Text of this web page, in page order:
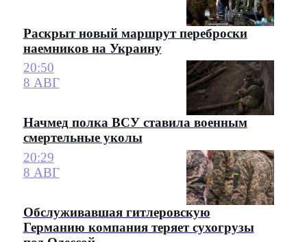
Раскрыт новый маршрут переброски
наемников на Украину
20:50
8 АВГ
Начмед полка ВСУ ставила военным
смертельные уколы
20:29
8 АВГ
Обслуживавшая гитлеровскую
Германию компания теряет сухогрузы